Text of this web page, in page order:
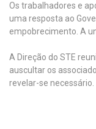
Os trabalhadores e
uma resposta ao
empobrecimento. A
A Direção do STE
auscultar os
revelar-se necessário.